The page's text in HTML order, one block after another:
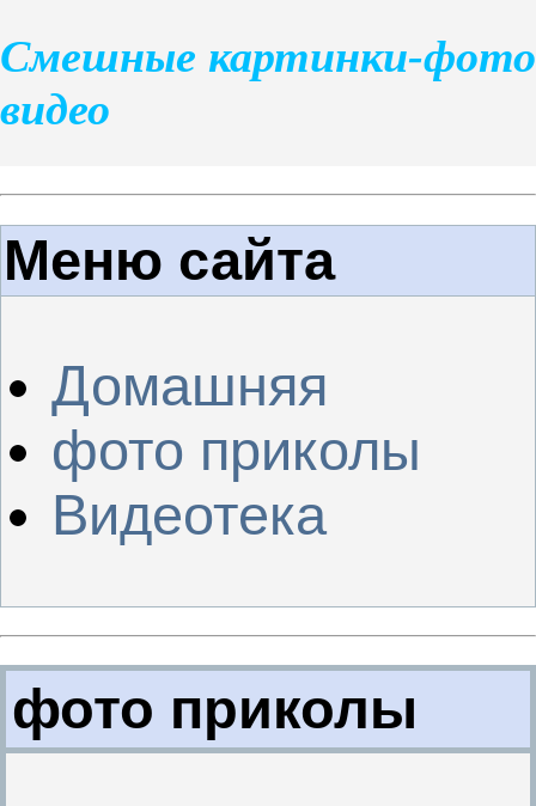
Смешные картинки-фото
видео
Меню сайта
Домашняя
фото приколы
Видеотека
фото приколы